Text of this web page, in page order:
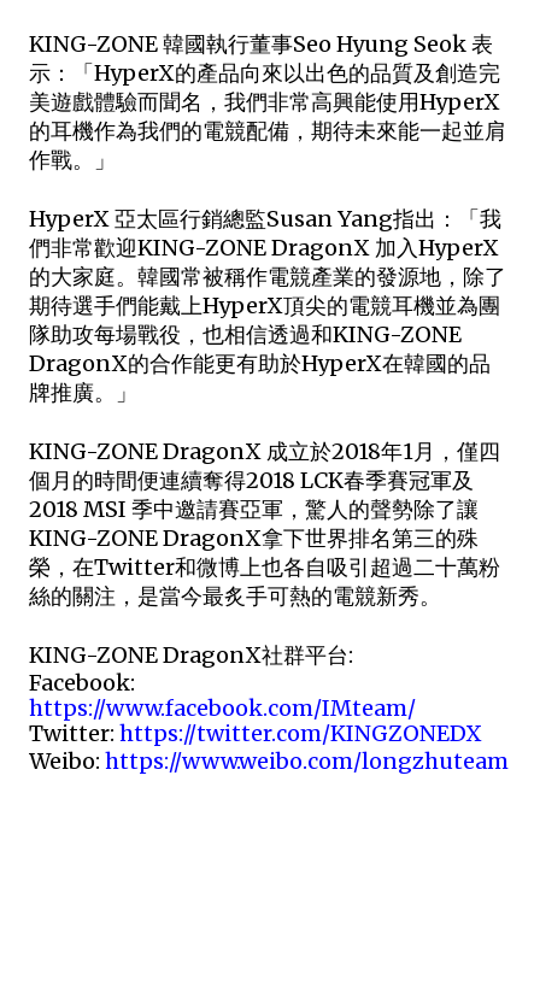
KING-ZONE 韓國執行董事Seo Hyung Seok 表
示：「HyperX的產品向來以出色的品質及創造完
美遊戲體驗而聞名，我們非常高興能使用HyperX
的耳機作為我們的電競配備，期待未來能一起並肩
作戰。」
HyperX 亞太區行銷總監Susan Yang指出：「我
們非常歡迎KING-ZONE DragonX 加入HyperX
的大家庭。韓國常被稱作電競產業的發源地，除了
期待選手們能戴上HyperX頂尖的電競耳機並為團
隊助攻每場戰役，也相信透過和KING-ZONE
DragonX的合作能更有助於HyperX在韓國的品
牌推廣。」
KING-ZONE DragonX 成立於2018年1月，僅四
個月的時間便連續奪得2018 LCK春季賽冠軍及
2018 MSI 季中邀請賽亞軍，驚人的聲勢除了讓
KING-ZONE DragonX拿下世界排名第三的殊
榮，在Twitter和微博上也各自吸引超過二十萬粉
絲的關注，是當今最炙手可熱的電競新秀。
KING-ZONE DragonX社群平台:
https://www.facebook.com/IMteam/
Twitter: https://twitter.com/KINGZONEDX
Weibo: https://www.weibo.com/longzhuteam